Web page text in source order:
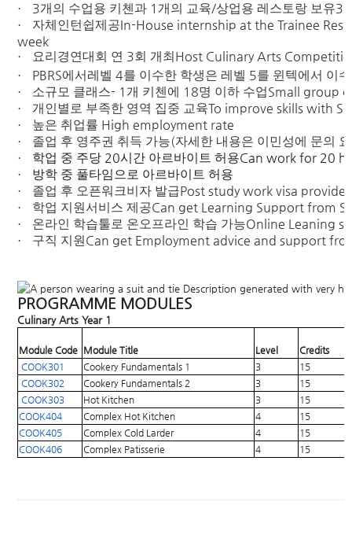
· 3개의 수업용 키첸과 1 개의 교육/상업용 레스토랑 보유3
· 자체인턴쉽제공In-House internship at the Trainee
week
· 요리경연대회 연 3회 개최 Host Culinary Arts
· PBRS에서레벨 4를 이수한 학생은 레벨 5를 윈텍에서 이수
·
소규모 클래스- 1 개 키첸에 18명 이하 수업Small group
· 개인별로 부족한 영역 집중 교육To improve skills with
· 높은 취업률 High employment rate
· 졸업 후 영주권 취득 가능(자세한 내용은 이민성에 문의
·
학업 중 주당 20시간 아르바이트 허용Can work for 20
·
방학 중 풀타임으로 아르바이트 허용
·
졸업 후 오픈워크비자 발급Post study work visa
· 학업 지원서비스 제공Can get Learning Support from
· 온라인 학습툴로 온오프라인 학습 가능Online Leaning
· 구직 지원 Can get Employment advice and support
PROGRAMME MODULES
Culinary Arts Year 1
Module Code Module Title Level
Credits
COOK301 ​Cookery Fundamentals 1​ 3
15
COOK302 Cookery Fundamentals 2​ 3
15
COOK303​ Hot Kitchen​ 3
15
COOK404
Complex Hot Kitchen ​ 4
15
COOK405
Complex Cold Larder​ 4
15
COOK406
Complex Patisserie​ 4 15